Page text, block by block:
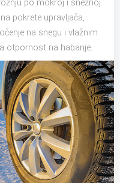
pokrete upravljača,
na snegu i vlažnim
otpornost na habanje.